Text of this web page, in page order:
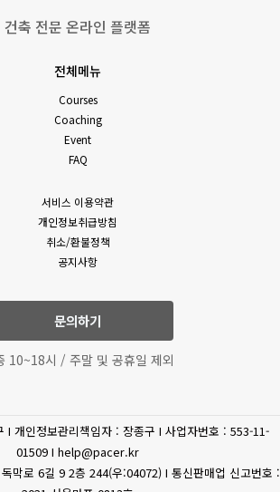
건축 전문 온라인 플랫폼
전체메뉴
Courses
Coaching
Event
FAQ
서비스 이용약관
개인정보취급방침
취소/환불정책
공지사항
문의하기
10~18시 / 주말 및 공휴일 제외
I 개인정보관리책임자 : 장종구 I 사업자번호 : 553-11-
01509 I help@pacer.kr
막로 6길 9 2층 244(우:04072) I 통신판매업 신고번호 :